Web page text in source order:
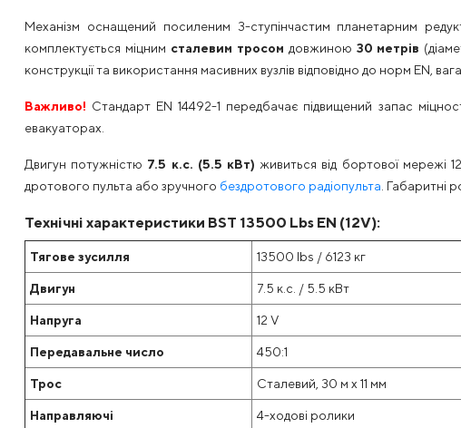
Механізм оснащений посиленим 3-ступінчастим планетарним
комплектується міцним сталевим тросом довжиною 30 метрів
конструкції та використання масивних вузлів відповідно до норм EN,
Важливо! Стандарт EN 14492-1 передбачає підвищений запас
евакуаторах.
Двигун потужністю 7.5 к.с. (5.5 кВт) живиться від бортової мережі
дротового пульта або зручного бездротового радіопульта . Габаритні
Технічні характеристики BST 13500 Lbs EN (12V):
Тягове зусилля 13500 lbs / 6123 кг
Двигун 7.5 к.с. / 5.5 кВт
Напруга 12 V
Передавальне число 450:1
Трос Сталевий, 30 м x 11 мм
Направляючі 4-ходові ролики